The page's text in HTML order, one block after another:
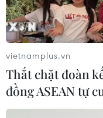
gia Tây Phi này.
vietnamplus.vn
Thắt chặt đoàn
đồng ASEAN tự